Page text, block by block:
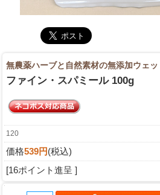
無農薬ハーブと自然素材の無添加ウェ
ファイン・スパミール 100g
120
価格539円(税込)
[16ポイント進呈 ]